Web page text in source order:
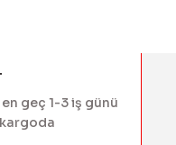
geç 1-3 iş günü